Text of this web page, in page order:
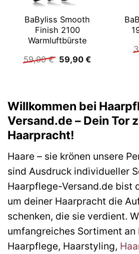
BaByliss Smooth
Finish 2100
Warmluftbürste
59,90€ Ursprünglicher
Preis
59,90 €Aktueller
Willkommen bei
Versand.de – Dein Tor
Haarpracht!
Haare – sie krönen unsere
sind Ausdruck individueller
Haarpflege-Versand.de bist
um deiner Haarpracht die
schenken, die sie verdient.
umfangreiches Sortiment an
Haarpflege, Haarstyling,